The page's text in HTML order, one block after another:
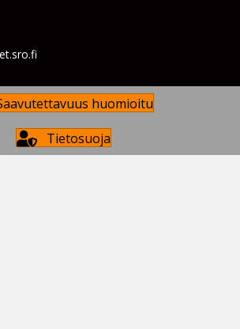
huomioitu
Tietosuoja